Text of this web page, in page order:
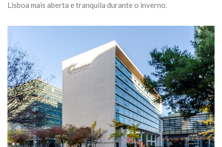
Lisboa mais aberta e tranquila durante o inverno.